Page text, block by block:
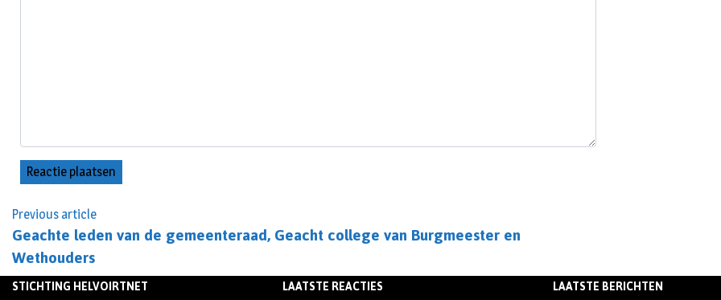
Previous article
Geachte leden van de gemeenteraad, Geacht college van Burgmeester en
Wethouders
STICHTING HELVOIRTNET LAATSTE REACTIES LAATSTE BERICHTEN